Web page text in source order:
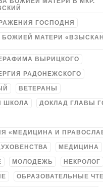
ГОСПОДНЯ
МАТЕРИ
ВЫРИЦКОГО
РАДОНЕЖСКОГО
ВЕТЕРАНЫ
ШКОЛА ДОКЛАД ГЛАВЫ
«МЕДИЦИНА И
МЕДИЦИНА
МОЛОДЕЖЬ НЕКРОЛОГ
ОБРАЗОВАТЕЛЬНЫЕ